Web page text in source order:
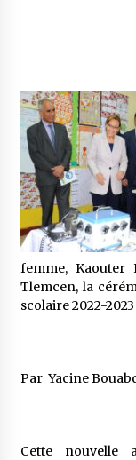
Le
femme, Kaouter
Tlemcen, la
scolaire 2022-
Par Yacine
Cette nouvelle